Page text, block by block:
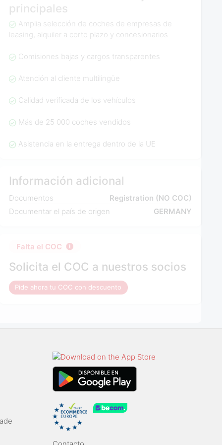
principales
Amplia selección de coches de empresas de
leasing, alquiler a corto plazo y concesionarios
Comisiones bajas y cargos transparentes
Atención al cliente multilingüe
Calidad verificada de los vehículos
Más de 25 000 coches vendidos
Asistencia en la entrega dentro de la UE
Información adicional
Documentos
Registration (NO COC)
Documentar el país de origen
GERMANY
Falta el COC
Solicita el COC a nuestros socios
Pide ahora tu COC con descuento